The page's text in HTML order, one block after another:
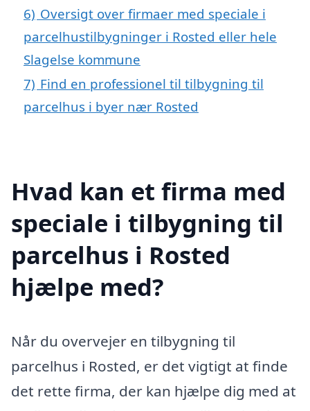
6) Oversigt over firmaer med speciale i
parcelhustilbygninger i Rosted eller hele
Slagelse kommune
7) Find en professionel til tilbygning til
parcelhus i byer nær Rosted
Hvad kan et firma med
speciale i tilbygning til
parcelhus i Rosted
hjælpe med?
Når du overvejer en tilbygning til
parcelhus i Rosted, er det vigtigt at finde
det rette firma, der kan hjælpe dig med at